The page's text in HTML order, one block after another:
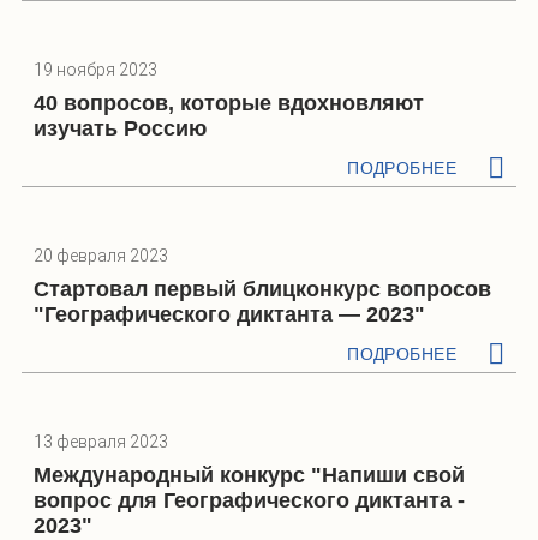
19 ноября 2023
40 вопросов, которые вдохновляют
изучать Россию
ПОДРОБНЕЕ
20 февраля 2023
Стартовал первый блицконкурс вопросов
"Географического диктанта — 2023"
ПОДРОБНЕЕ
13 февраля 2023
Международный конкурс "Напиши свой
вопрос для Географического диктанта -
2023"